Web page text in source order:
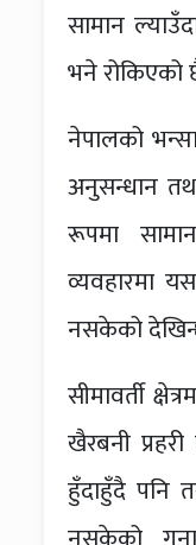
सामान
भने रोकिएको
नेपालको
अनुसन्धान
रूपमा
व्यवहारमा
नसकेको
सीमावर्ती
खैरबनी
हुँदाहुँदै पनि